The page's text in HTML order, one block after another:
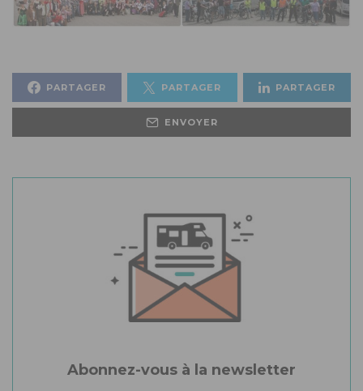
PARTAGER PARTAGER PARTAGER
ENVOYER
Abonnez-vous à la newsletter